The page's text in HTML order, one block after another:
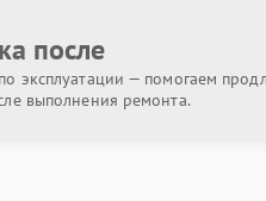
после
эксплуатации — помогаем
выполнения ремонта.